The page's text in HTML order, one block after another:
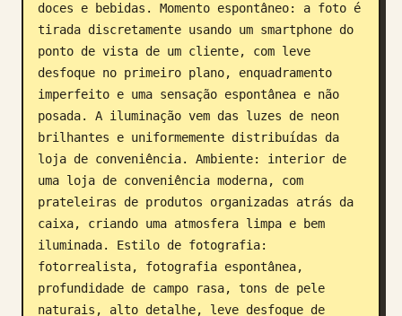
doces e bebidas. Momento espontâneo: a foto é
tirada discretamente usando um smartphone do
ponto de vista de um cliente, com leve
desfoque no primeiro plano, enquadramento
imperfeito e uma sensação espontânea e não
posada. A iluminação vem das luzes de neon
brilhantes e uniformemente distribuídas da
loja de conveniência. Ambiente: interior de
uma loja de conveniência moderna, com
prateleiras de produtos organizadas atrás da
caixa, criando uma atmosfera limpa e bem
iluminada. Estilo de fotografia:
fotorrealista, fotografia espontânea,
profundidade de campo rasa, tons de pele
naturais, alto detalhe, leve desfoque de